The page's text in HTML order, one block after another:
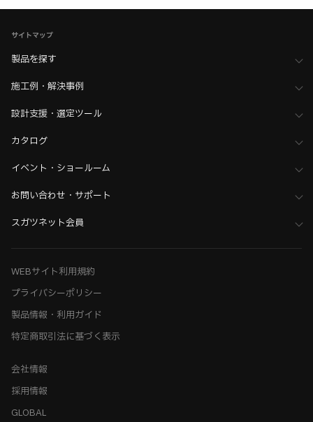
家具金物・建築金物
>
全て（ステー・水平収納）
> ラプコン搭載製品（Lapcon）
ホーム
> 木工支援（木工加工機・設計ソフト用データ）について
ホーム
>
PYTHA（パイタ）向けデータ
> Kiinnovator（キーイノベーター）向けデータ
サイトマップ
製品を探す
施工例・解決事例
設計支援・選定ツール
カタログ
イベント・ショールーム
お問い合わせ・サポート
スガツネット会員
WEBサイト利用規約
プライバシーポリシー
製品情報・利用ガイド
特定商取引法に基づく表示
会社情報
採用情報
GLOBAL